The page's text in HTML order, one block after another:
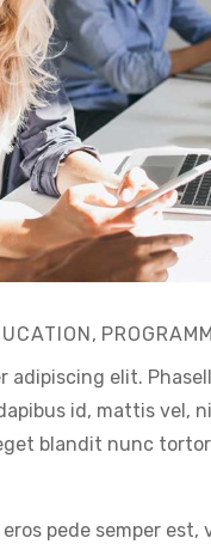
,
adipiscing elit.
id, mattis vel,
blandit nunc
pede semper est,